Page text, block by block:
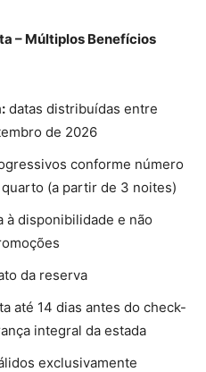
– Múltiplos Benefícios
datas distribuídas entre
de 2026
conforme número
(a partir de 3 noites)
à disponibilidade e não
da reserva
até 14 dias antes do check-
integral da estada
exclusivamente